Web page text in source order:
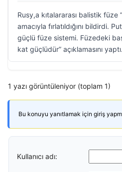
Rusy,a kıtalararası balistik füze
amacıyla fırlatıldığını bildirdi.
güçlü füze sistemi. Füzedeki
kat güçlüdür” açıklamasını yaptı.
1 yazı görüntüleniyor (toplam 1)
Bu konuyu yanıtlamak için giriş
Kullanıcı adı: